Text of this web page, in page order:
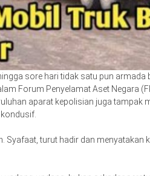
sore hari tidak satu pun armada
Forum Penyelamat Aset Negara
aparat kepolisian juga tampak
Syafaat, turut hadir dan